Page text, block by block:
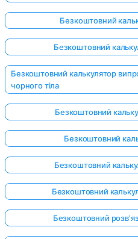
Безкоштовний
Безкоштовний
Безкоштовний калькулятор
чорного тіла
Безкоштовний
Безкоштовний
Безкоштовний
Безкоштовний
Безкоштовний